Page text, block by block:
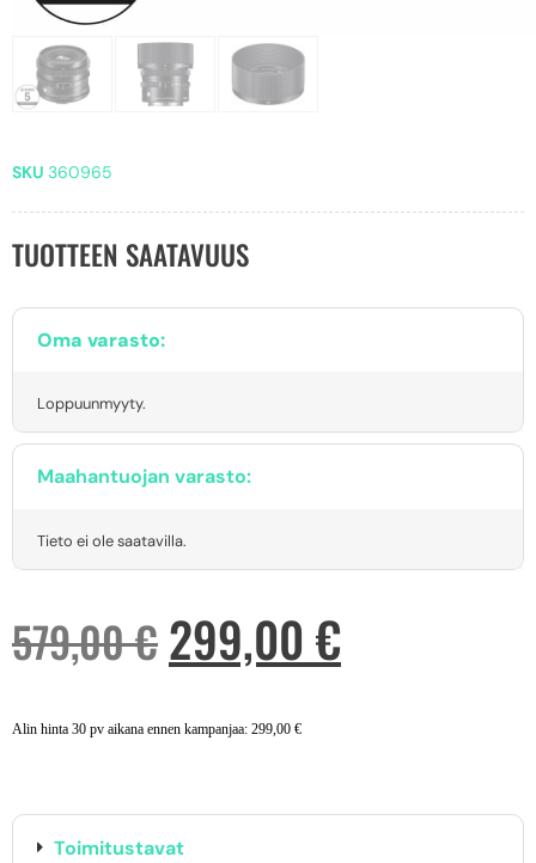
SKU 360965
TUOTTEEN SAATAVUUS
Oma varasto:
Loppuunmyyty.
Maahantuojan varasto:
Tieto ei ole saatavilla.
579,00€299,00 €
Alin hinta 30 pv aikana ennen kampanjaa: 299,00 €
Toimitustavat